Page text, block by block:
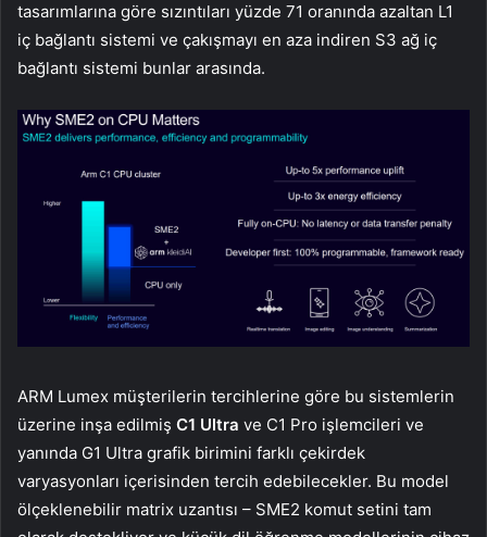
tasarımlarına göre sızıntıları yüzde 71 oranında azaltan L1
iç bağlantı sistemi ve çakışmayı en aza indiren S3 ağ iç
bağlantı sistemi bunlar arasında.
ARM Lumex müşterilerin tercihlerine göre bu sistemlerin
üzerine inşa edilmiş C1 Ultra ve C1 Pro işlemcileri ve
yanında G1 Ultra grafik birimini farklı çekirdek
varyasyonları içerisinden tercih edebilecekler. Bu model
ölçeklenebilir matrix uzantısı – SME2 komut setini tam